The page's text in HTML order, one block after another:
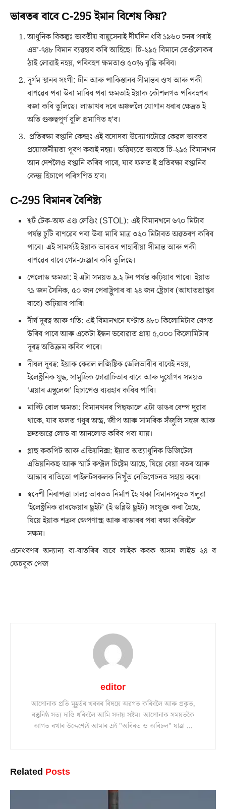
ভাৰতৰ বাবে C-295 ইমান বিশেষ কিয়?
আধুনিক বিকল্পঃ ভাৰতীয় বায়ুসেনাই দীৰ্ঘদিন ধৰি ১৯৬০ চনৰ পৰাই
এভ্ৰ’-৭৪৮ বিমান ব্যৱহাৰ কৰি আহিছে। চি-২৯৫ বিমানে তেওঁলোকৰ
ঠাই লোৱাই নহয়, পৰিবহণ ক্ষমতাও ৫০% বৃদ্ধি কৰিব।
দূৰ্গম স্থানৰ সংগী: চীন আৰু পাকিস্তানৰ সীমান্তৰ ওখ আৰু পকী
ৰাণৱেৰ পৰা উৰা মাৰিব পৰা ক্ষমতাই ইয়াক কৌশলগত পৰিবহণৰ
ৰজা কৰি তুলিছে। লাডাখৰ দৰে অঞ্চললৈ যোগান ধৰাৰ ক্ষেত্ৰত ই
অতি গুৰুত্বপূৰ্ণ বুলি প্ৰমাণিত হ’ব।
প্ৰতিৰক্ষা ৰপ্তানি কেন্দ্ৰঃ এই বদোদৰা উদ্যোগটোৱে কেৱল ভাৰতৰ
প্ৰয়োজনীয়তা পূৰণ কৰাই নহয়। ভৱিষ্যতে ভাৰতে চি-২৯৫ বিমানখন
আন দেশলৈও ৰপ্তানি কৰিব পাৰে, যাৰ ফলত ই প্ৰতিৰক্ষা ৰপ্তানিৰ
কেন্দ্ৰ হিচাপে পৰিগণিত হ’ব।
C-295 বিমানৰ বৈশিষ্ট্য
শ্বৰ্ট টেক-অফ এণ্ড লেণ্ডিং (STOL): এই বিমানখনে ৬৭০ মিটাৰ
পৰ্যন্ত চুটি ৰাণৱেৰ পৰা উৰা মাৰি মাত্ৰ ৩২০ মিটাৰত অৱতৰণ কৰিব
পাৰে। এই সামৰ্থ্যই ইয়াক ভাৰতৰ পাহাৰীয়া সীমান্ত আৰু পকী
ৰাণৱেৰ বাবে গেম-চেঞ্জাৰ কৰি তুলিছে।
পেলোড ক্ষমতা: ই এটা সময়ত ৯.২ টন পৰ্যন্ত কঢ়িয়াব পাৰে। ইয়াত
৭১ জন সৈনিক, ৫০ জন পেৰাট্ৰুপাৰ বা ২৪ জন ষ্ট্ৰেচাৰ (আঘাতপ্ৰাপ্তৰ
বাবে) কঢ়িয়াব পাৰি।
দীৰ্ঘ দূৰত্ব আৰু গতি: এই বিমানখনে ঘণ্টাত ৪৮০ কিলোমিটাৰ বেগত
উৰিব পাৰে আৰু একেটা ইন্ধন ভৰোৱাত প্ৰায় ৫,০০০ কিলোমিটাৰ
দূৰত্ব অতিক্ৰম কৰিব পাৰে।
দীঘল দূৰত্ব: ইয়াক কেৱল লজিষ্টিক ডেলিভাৰীৰ বাবেই নহয়,
ইলেক্ট্ৰনিক যুদ্ধ, সামুদ্ৰিক চোৱাচিতাৰ বাবে আৰু দুৰ্যোগৰ সময়ত
‘এয়াৰ এম্বুলেন্স’ হিচাপেও ব্যৱহাৰ কৰিব পাৰি।
মাল্টি ৰোল ক্ষমতা: বিমানখনৰ পিছফালে এটা ডাঙৰ ৰেম্প দুৱাৰ
থাকে, যাৰ ফলত গধুৰ অস্ত্ৰ, জীপ আৰু সামৰিক সঁজুলি সহজ আৰু
দ্ৰুতভাৱে লোড বা আনলোড কৰিব পৰা যায়।
গ্লাছ ককপিট আৰু এভিয়নিক্স: ইয়াত অত্যাধুনিক ডিজিটেল
এভিয়নিকছ আৰু স্মাৰ্ট কণ্ট্ৰল চিষ্টেম আছে, যিয়ে বেয়া বতৰ আৰু
আন্ধাৰ ৰাতিতো পাইলটসকলক নিখুঁত নেভিগেচনত সহায় কৰে।
স্বদেশী নিৰাপত্তা ঢালঃ ভাৰতত নিৰ্মাণ হৈ থকা বিমানসমূহত থলুৱা
‘ইলেক্ট্ৰনিক ৱাৰফেয়াৰ ছুইট’ (ই ডব্লিউ ছুইট) সংযুক্ত কৰা হৈছে,
যিয়ে ইয়াক শত্ৰুৰ ক্ষেপণাস্ত্ৰ আৰু ৰাডাৰৰ পৰা ৰক্ষা কৰিবলৈ
সক্ষম।
এনেধৰণৰ অন্যান্য বা-বাতৰিৰ বাবে লাইক কৰক অসম লাইভ ২৪ ৰ
ফেচবুক পেজ
editor
আপোনাক প্ৰতি মুহূৰ্তৰ খবৰৰ বিষয়ে অৱগত কৰিবলৈ আৰু প্ৰকৃত,
বস্তুনিষ্ঠ সত্য দাঙি ধৰিবলৈ আমি সদায় সষ্টম। আপোনাক সময়তকৈ
আগত ৰখাৰ উদ্দেশ্যেই আমাৰ এই "অবিৰত ও অবিচল" যাত্ৰা ...
Related Posts